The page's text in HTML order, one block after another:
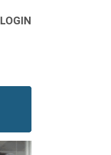
LOGIN